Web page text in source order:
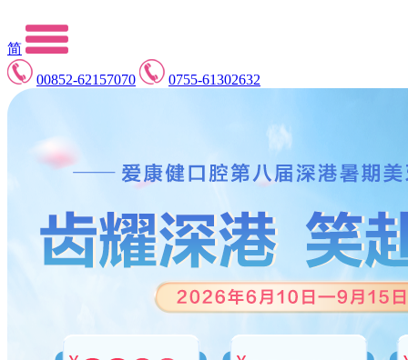
简
00852-62157070
0755-61302632